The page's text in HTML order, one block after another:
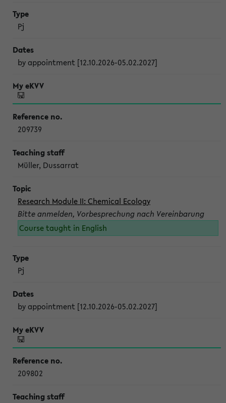
Pj
by appointment [12.10.2026-05.02.2027]
209739
Müller, Dussarrat
Research Module II: Chemical Ecology
Bitte anmelden, Vorbesprechung nach Vereinbarung
Course taught in English
Pj
by appointment [12.10.2026-05.02.2027]
209802